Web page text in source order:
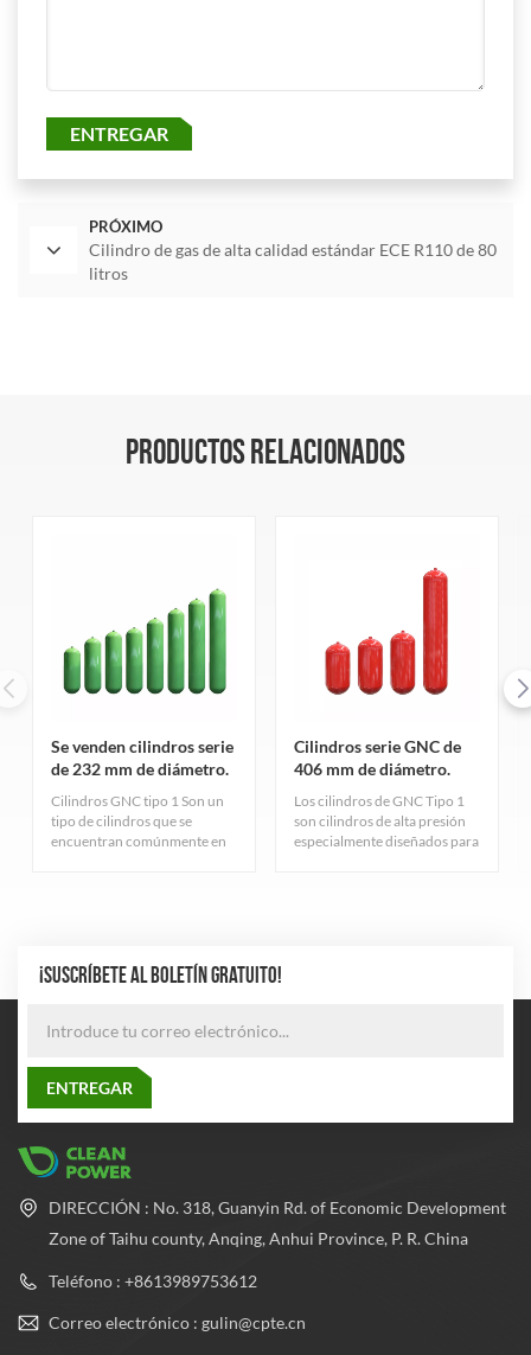
ENTREGAR
PRÓXIMO
Cilindro de gas de alta calidad estándar ECE R110 de 80
litros
PRODUCTOS RELACIONADOS
Se venden cilindros serie
de 232 mm de diámetro.
Cilindros GNC tipo 1 Son un
tipo de cilindros que se
encuentran comúnmente en
calidad.
Cilindros serie GNC de
406 mm de diámetro.
Los cilindros de GNC Tipo 1
son cilindros de alta presión
especialmente diseñados para
confiabilidad del cilindro.
¡SUSCRÍBETE AL BOLETÍN GRATUITO!
DIRECCIÓN : No. 318, Guanyin Rd. of Economic Development
Zone of Taihu county, Anqing, Anhui Province, P. R. China
Teléfono : +8613989753612
Correo electrónico : gulin@cpte.cn